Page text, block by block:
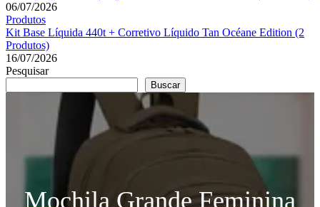
06/07/2026
Produtos
Kit Base Líquida 440t + Corretivo Líquido Tan Océane Edition (2
Produtos)
16/07/2026
Pesquisar
Buscar
Mochila Grande Feminina